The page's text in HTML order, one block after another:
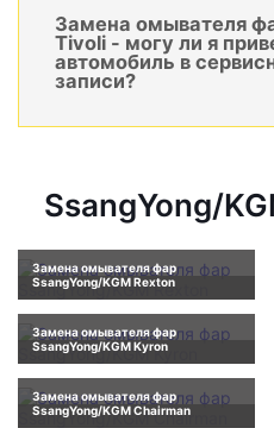
Замена омывателя
Tivoli - могу ли я
автомобиль в
записи?
SsangYong/
Замена омывателя фар
SsangYong/KGM Rexton
Замена омывателя фар
SsangYong/KGM Kyron
Замена омывателя фар
SsangYong/KGM Chairman